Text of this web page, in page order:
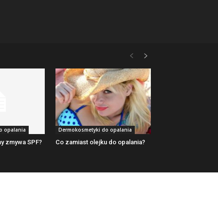
opalania
zmywa SPF?
Dermokosmetyki do opalania
Co zamiast olejku do opalania?